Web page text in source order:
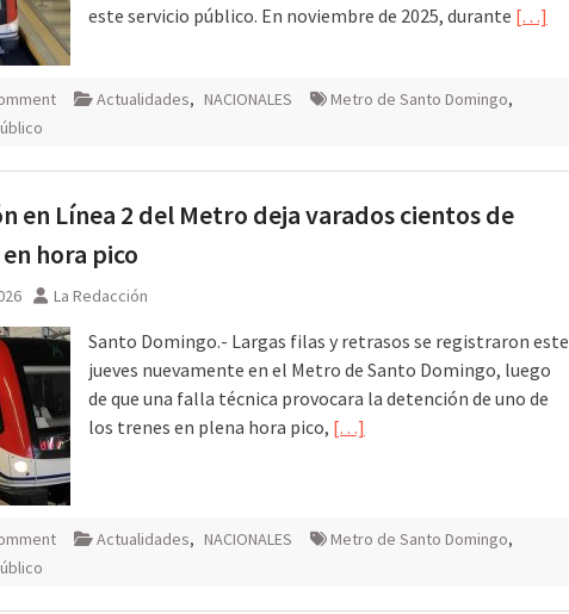
este servicio público. En noviembre de 2025, durante […]
Actualidades, NACIONALES Metro de Santo Domingo,
en Línea 2 del Metro deja varados cientos de
hora pico
La Redacción
Santo Domingo.- Largas filas y retrasos se registraron este
jueves nuevamente en el Metro de Santo Domingo, luego
de que una falla técnica provocara la detención de uno de
los trenes en plena hora pico, […]
Actualidades, NACIONALES Metro de Santo Domingo,